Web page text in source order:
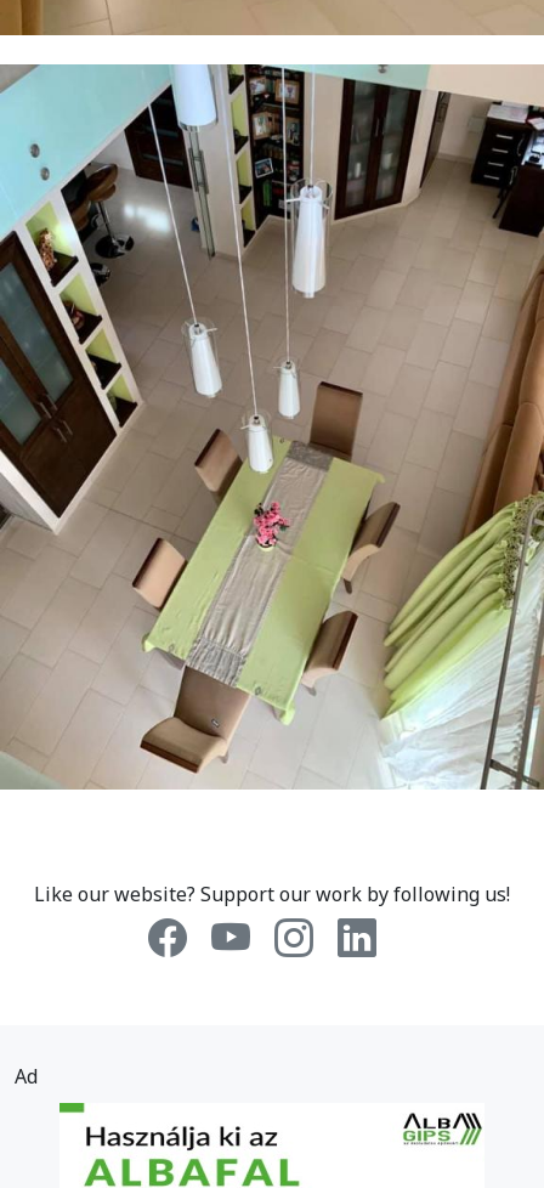
Like our website? Support our work by following us!
Ad